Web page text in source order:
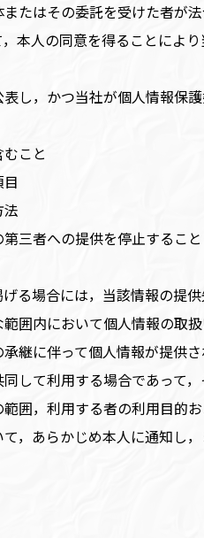
たはその委託を受けた者が
本人の同意を得ることによ
し，かつ当社が個人情報保
こと
法
三者への提供を停止すること
る場合には，当該情報の提
囲内において個人情報の取
継に伴って個人情報が提供
して利用する場合であって
囲，利用する者の利用目的
，あらかじめ本人に通知し